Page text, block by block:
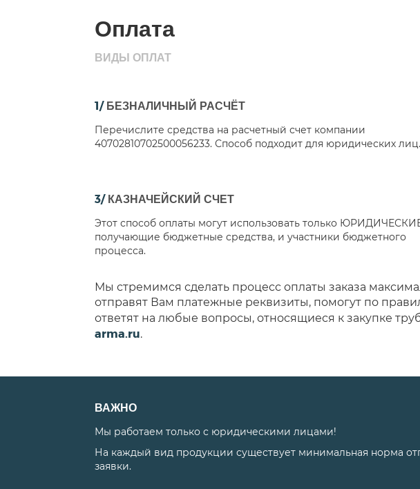
Оплата
ВИДЫ ОПЛАТ
1/БЕЗНАЛИЧНЫЙ РАСЧЁТ
Перечислите средства на расчетный счет компании
40702810702500056233. Способ подходит для юридических лиц.
3/КАЗНАЧЕЙСКИЙ СЧЕТ
Этот способ оплаты могут использовать только
получающие бюджетные средства, и участники бюджетного
процесса.
Мы стремимся сделать процесс оплаты заказа
отправят Вам платежные реквизиты, помогут по
ответят на любые вопросы, относящиеся к закупке
arma.ru.
ВАЖНО
Мы работаем только с юридическими лицами!
На каждый вид продукции существует минимальная норма
заявки.